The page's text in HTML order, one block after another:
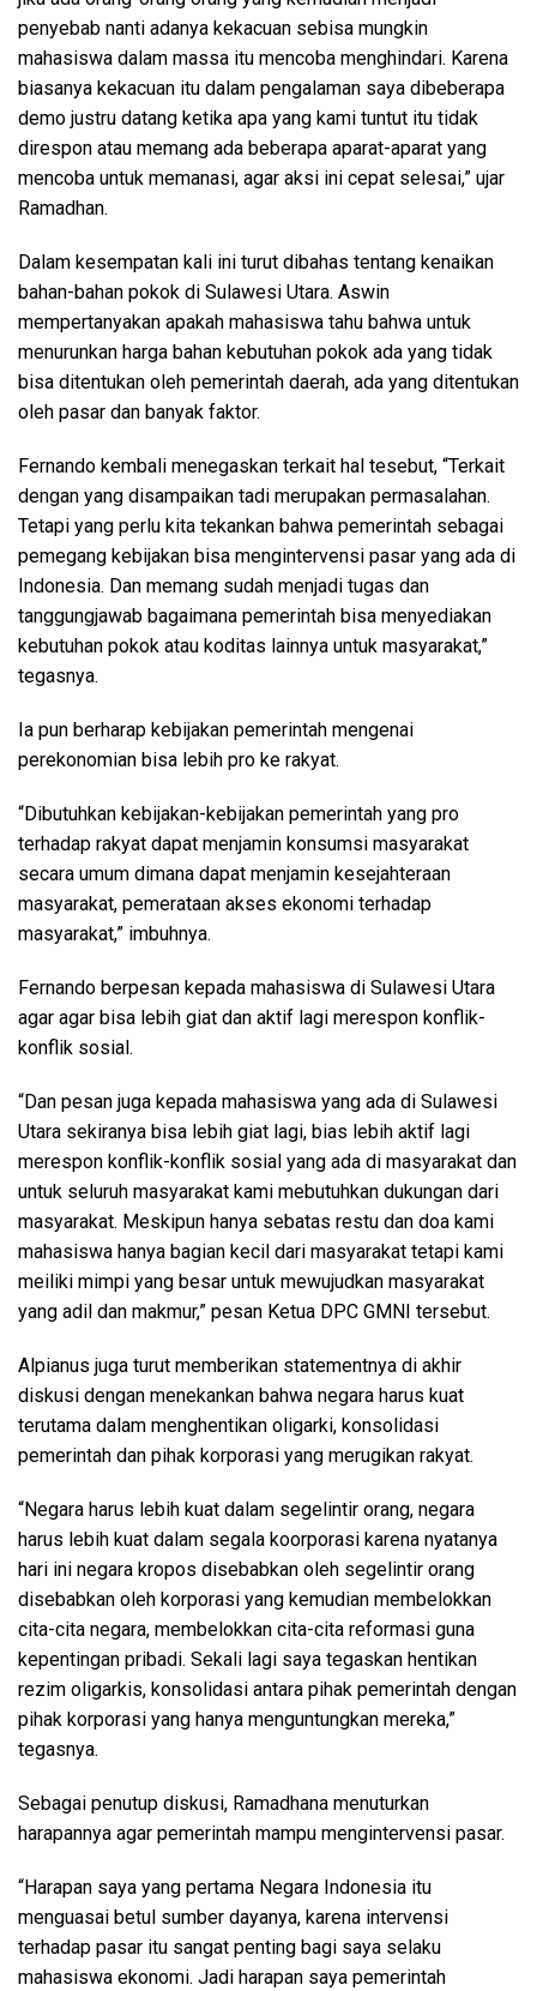
penyebab nanti adanya kekacuan sebisa mungkin
mahasiswa dalam massa itu mencoba menghindari. Karena
biasanya kekacuan itu dalam pengalaman saya dibeberapa
demo justru datang ketika apa yang kami tuntut itu tidak
direspon atau memang ada beberapa aparat-aparat yang
mencoba untuk memanasi, agar aksi ini cepat selesai,” ujar
Ramadhan.
Dalam kesempatan kali ini turut dibahas tentang kenaikan
bahan-bahan pokok di Sulawesi Utara. Aswin
mempertanyakan apakah mahasiswa tahu bahwa untuk
menurunkan harga bahan kebutuhan pokok ada yang tidak
bisa ditentukan oleh pemerintah daerah, ada yang ditentukan
oleh pasar dan banyak faktor.
Fernando kembali menegaskan terkait hal tesebut, “Terkait
dengan yang disampaikan tadi merupakan permasalahan.
Tetapi yang perlu kita tekankan bahwa pemerintah sebagai
pemegang kebijakan bisa mengintervensi pasar yang ada di
Indonesia. Dan memang sudah menjadi tugas dan
tanggungjawab bagaimana pemerintah bisa menyediakan
kebutuhan pokok atau koditas lainnya untuk masyarakat,”
tegasnya.
Ia pun berharap kebijakan pemerintah mengenai
perekonomian bisa lebih pro ke rakyat.
“Dibutuhkan kebijakan-kebijakan pemerintah yang pro
terhadap rakyat dapat menjamin konsumsi masyarakat
secara umum dimana dapat menjamin kesejahteraan
masyarakat, pemerataan akses ekonomi terhadap
masyarakat,” imbuhnya.
Fernando berpesan kepada mahasiswa di Sulawesi Utara
agar agar bisa lebih giat dan aktif lagi merespon konflik-
konflik sosial.
“Dan pesan juga kepada mahasiswa yang ada di Sulawesi
Utara sekiranya bisa lebih giat lagi, bias lebih aktif lagi
merespon konflik-konflik sosial yang ada di masyarakat dan
untuk seluruh masyarakat kami mebutuhkan dukungan dari
masyarakat. Meskipun hanya sebatas restu dan doa kami
mahasiswa hanya bagian kecil dari masyarakat tetapi kami
meiliki mimpi yang besar untuk mewujudkan masyarakat
yang adil dan makmur,” pesan Ketua DPC GMNI tersebut.
Alpianus juga turut memberikan statementnya di akhir
diskusi dengan menekankan bahwa negara harus kuat
terutama dalam menghentikan oligarki, konsolidasi
pemerintah dan pihak korporasi yang merugikan rakyat.
“Negara harus lebih kuat dalam segelintir orang, negara
harus lebih kuat dalam segala koorporasi karena nyatanya
hari ini negara kropos disebabkan oleh segelintir orang
disebabkan oleh korporasi yang kemudian membelokkan
cita-cita negara, membelokkan cita-cita reformasi guna
kepentingan pribadi. Sekali lagi saya tegaskan hentikan
rezim oligarkis, konsolidasi antara pihak pemerintah dengan
pihak korporasi yang hanya menguntungkan mereka,”
tegasnya.
Sebagai penutup diskusi, Ramadhana menuturkan
harapannya agar pemerintah mampu mengintervensi pasar.
“Harapan saya yang pertama Negara Indonesia itu
menguasai betul sumber dayanya, karena intervensi
terhadap pasar itu sangat penting bagi saya selaku
mahasiswa ekonomi. Jadi harapan saya pemerintah